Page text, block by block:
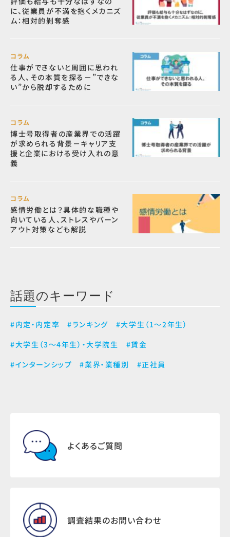
に、従業員が不満を抱くメカニズ
ム：相対的剝奪感
コラム
仕事ができないと周囲に思われ
る人、その本質を探る－”できな
い”から脱却するために
コラム
博士号取得者の産業界での活躍
が求められる背景－キャリア支
援と企業における受け入れの意
義
コラム
感情労働とは？具体的な職種や
向いている人、ストレスやバーン
アウト対策なども解説
話題のキーワード
#内定・内定率 #ランキング
#大学生（1～2年生）
#大学生（3～4年生）・大学院生
#賃金
#インターンシップ
#業界・業種別 #正社員
よくあるご質問
調査結果のお問い合わせ